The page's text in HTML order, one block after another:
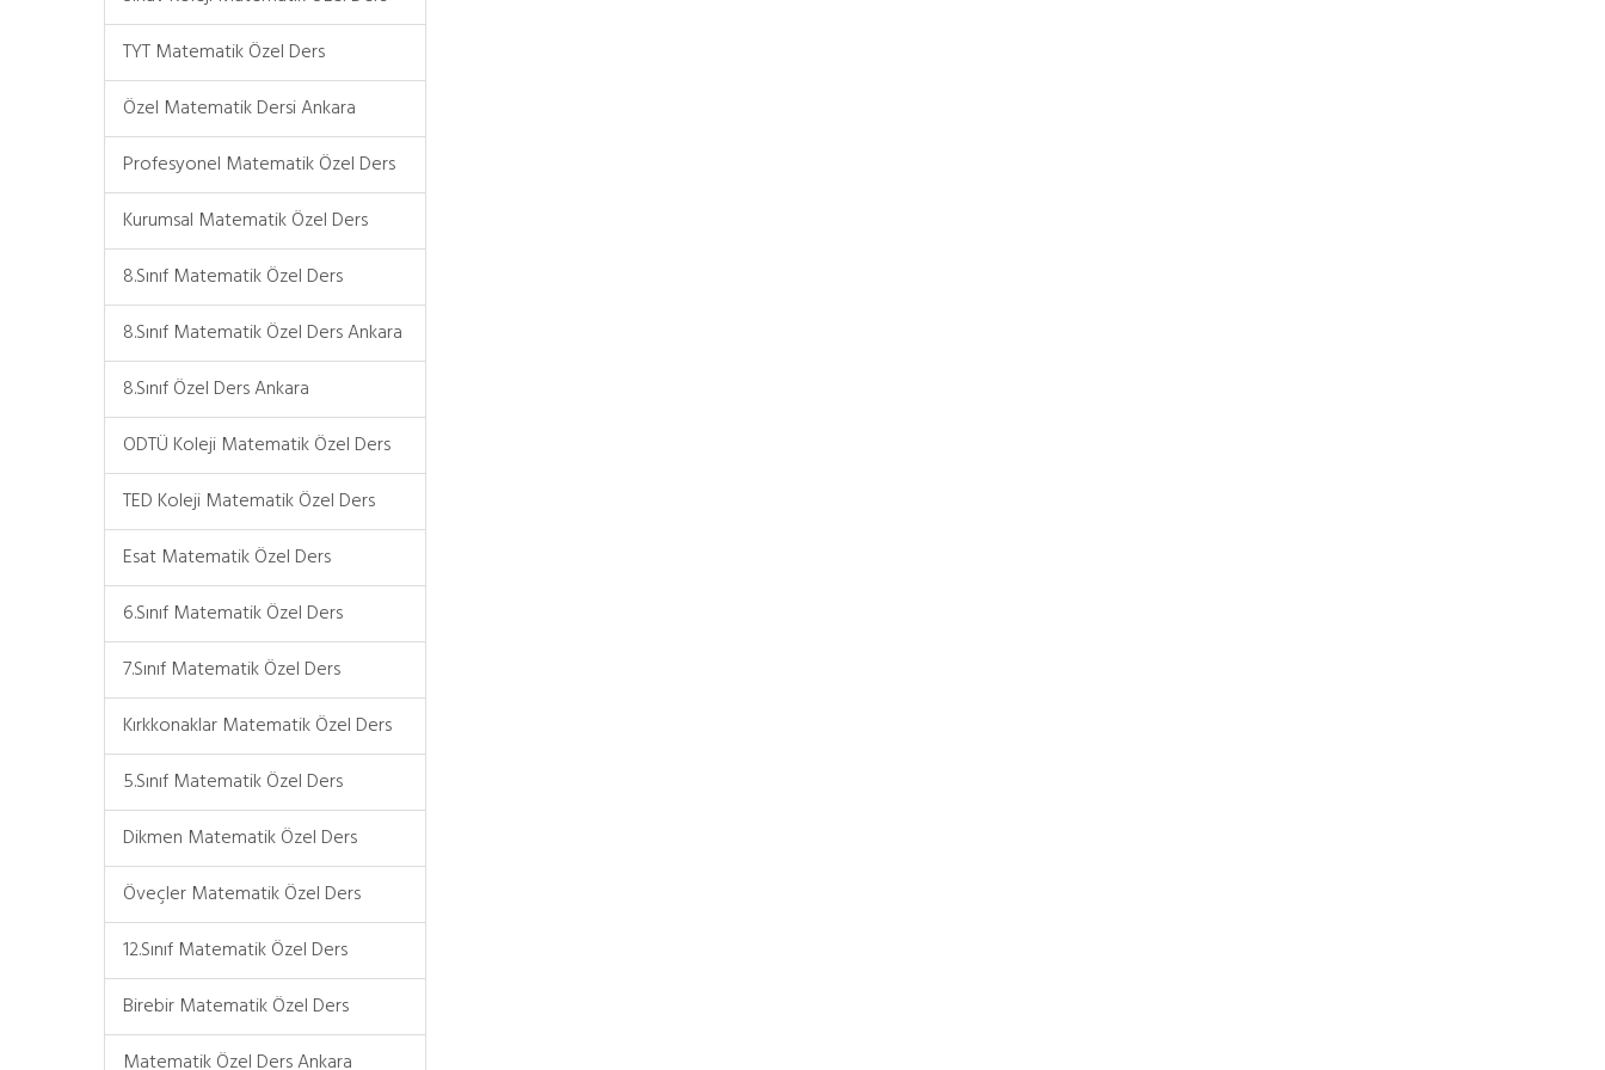
TYT Matematik Özel Ders
Özel Matematik Dersi Ankara
Profesyonel Matematik Özel Ders
Kurumsal Matematik Özel Ders
8.Sınıf Matematik Özel Ders
8.Sınıf Matematik Özel Ders Ankara
8.Sınıf Özel Ders Ankara
ODTÜ Koleji Matematik Özel Ders
TED Koleji Matematik Özel Ders
Esat Matematik Özel Ders
6.Sınıf Matematik Özel Ders
7.Sınıf Matematik Özel Ders
Kırkkonaklar Matematik Özel Ders
5.Sınıf Matematik Özel Ders
Dikmen Matematik Özel Ders
Öveçler Matematik Özel Ders
12.Sınıf Matematik Özel Ders
Birebir Matematik Özel Ders
Matematik Özel Ders Ankara